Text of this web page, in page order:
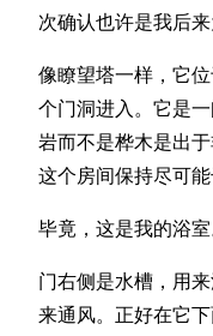
次确认也许是我后
像瞭望塔一样，它
个门洞进入。它是
岩而不是桦木是出
这个房间保持尽可能
毕竟，这是我的浴室
门右侧是水槽，用
来通风。正好在它